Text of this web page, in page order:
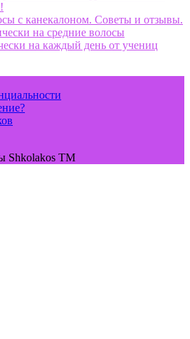
с канекалоном. Советы и отзывы.
на средние волосы
на каждый день от учениц
Shkolakos TM